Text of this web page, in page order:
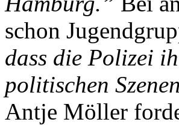
schon
dass die Polizei
politischen
Antje Möller